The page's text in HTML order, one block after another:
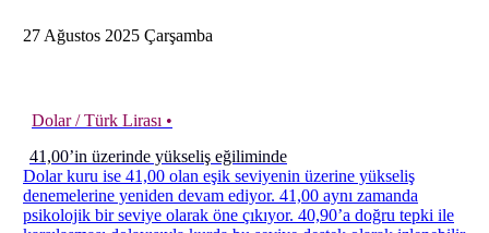
27 Ağustos 2025 Çarşamba
Dolar / Türk Lirası •
41,00’in üzerinde yükseliş eğiliminde
Dolar kuru ise 41,00 olan eşik seviyenin üzerine yükseliş
denemelerine yeniden devam ediyor. 41,00 aynı zamanda
psikolojik bir seviye olarak öne çıkıyor. 40,90’a doğru tepki ile